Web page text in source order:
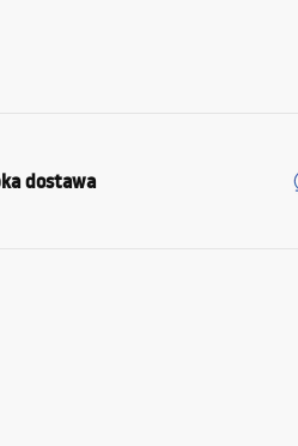
dostawa